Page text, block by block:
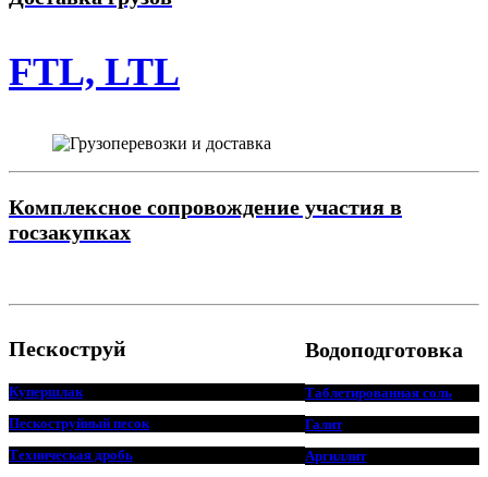
FTL, LTL
Комплексное сопровождение участия в
госзакупках
Пескоструй
Купершлак
Пескоструйный песок
Техническая дробь
Водоподготовка
Таблетированная соль
Галит
Аргиллит